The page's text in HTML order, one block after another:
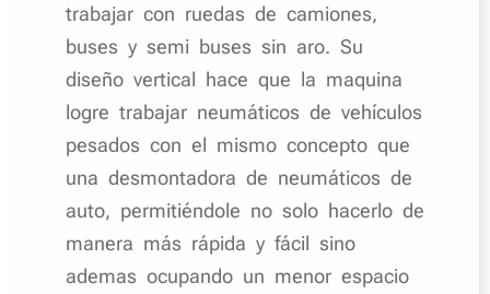
trabajar con ruedas de camiones,
buses y semi buses sin aro. Su
diseño vertical hace que la maquina
logre trabajar neumáticos de vehículos
pesados con el mismo concepto que
una desmontadora de neumáticos de
auto, permitiéndole no solo hacerlo de
manera más rápida y fácil sino
ademas ocupando un menor espacio